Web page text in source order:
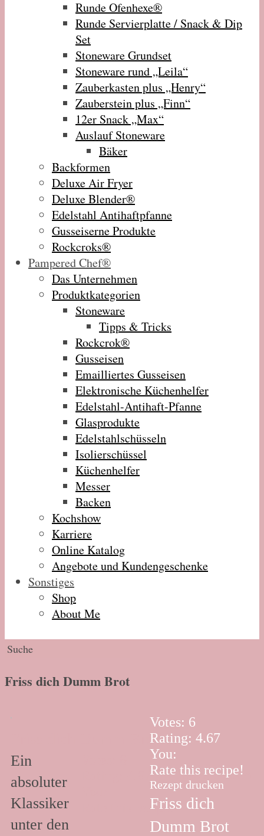
Runde Ofenhexe®
Runde Servierplatte / Snack & Dip
Set
Stoneware Grundset
Stoneware rund „Leila“
Zauberkasten plus „Henry“
Zauberstein plus „Finn“
12er Snack „Max“
Auslauf Stoneware
Bäker
Backformen
Deluxe Air Fryer
Deluxe Blender®
Edelstahl Antihaftpfanne
Gusseiserne Produkte
Rockcroks®
Pampered Chef®
Das Unternehmen
Produktkategorien
Stoneware
Tipps & Tricks
Rockcrok®
Gusseisen
Emailliertes Gusseisen
Elektronische Küchenhelfer
Edelstahl-Antihaft-Pfanne
Glasprodukte
Edelstahlschüsseln
Isolierschüssel
Küchenhelfer
Messer
Backen
Kochshow
Karriere
Online Katalog
Angebote und Kundengeschenke
Sonstiges
Shop
About Me
Friss dich Dumm Brot
Votes: 6
Rating:4.67
You:
Rate this recipe!
Rezept drucken
Friss dich
Dumm Brot
Friss dich Dumm Brot
4.67
Rate this recipe!
Rezept drucken
Ein
absoluter
Klassiker
unter den